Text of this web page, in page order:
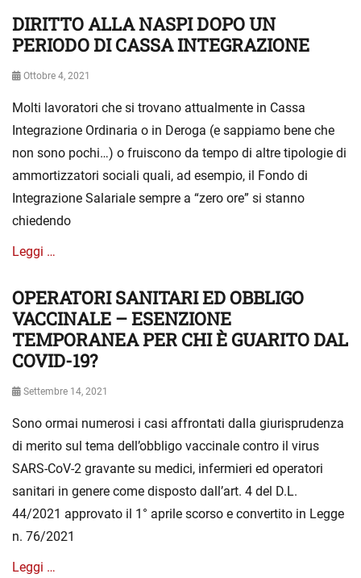
Categories
S
e
z
c
a
e
g
o
i
DIRITTO ALLA NASPI DOPO UN
PERIODO DI CASSA INTEGRAZIONE
Posted
Ottobre 4, 2021
Molti lavoratori che si trovano attualmente in Cassa
Integrazione Ordinaria o in Deroga (e sappiamo bene che
non sono pochi…) o fruiscono da tempo di altre tipologie di
ammortizzatori sociali quali, ad esempio, il Fondo di
Integrazione Salariale sempre a “zero ore” si stanno
chiedendo
Leggi …
Categories
S
e
z
a
a
e
g
o
i
a
OPERATORI SANITARI ED OBBLIGO
VACCINALE – ESENZIONE
TEMPORANEA PER CHI È GUARITO DAL
COVID-19?
Posted
Settembre 14, 2021
Sono ormai numerosi i casi affrontati dalla giurisprudenza
di merito sul tema dell’obbligo vaccinale contro il virus
SARS-CoV-2 gravante su medici, infermieri ed operatori
sanitari in genere come disposto dall’art. 4 del D.L.
44/2021 approvato il 1° aprile scorso e convertito in Legge
n. 76/2021
Leggi …